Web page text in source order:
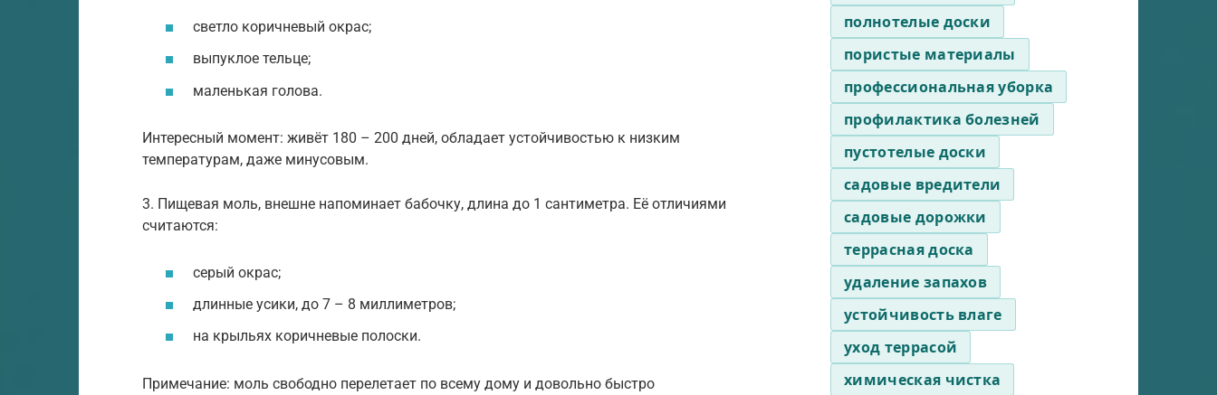
светло коричневый окрас;
выпуклое тельце;
маленькая голова.
Интересный момент: живёт 180 – 200 дней, обладает устойчивостью к низким
температурам, даже минусовым.
3. Пищевая моль, внешне напоминает бабочку, длина до 1 сантиметра. Её отличиями
считаются:
серый окрас;
длинные усики, до 7 – 8 миллиметров;
на крыльях коричневые полоски.
Примечание: моль свободно перелетает по всему дому и довольно быстро
полнотелые доски
пористые материалы
профессиональная уборка
профилактика болезней
пустотелые доски
садовые вредители
садовые дорожки
террасная доска
удаление запахов
устойчивость влаге
уход террасой
химическая чистка